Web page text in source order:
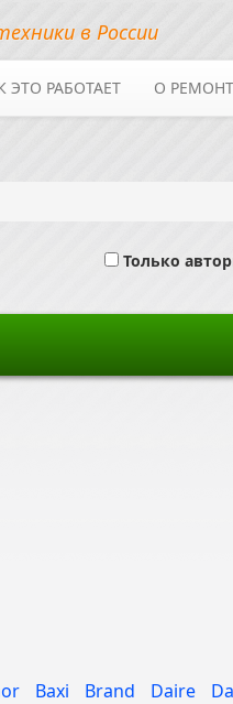
в России
ЭТО РАБОТАЕТ О
Только
Baxi Brand Daire